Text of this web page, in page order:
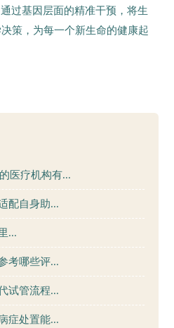
过基因层面的精准干预，将生
策，为每一个新生命的健康起
医疗机构有...
配自身助...
...
考哪些评...
试管流程...
症处置能...